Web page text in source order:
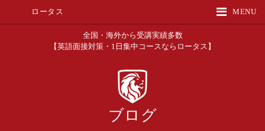
MENU
ロータス
全国・海外から受講実績多数
【英語面接対策・1日集中コースならロータス】
ブログ